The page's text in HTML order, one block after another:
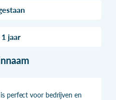
jaar
perfect voor bedrijven en